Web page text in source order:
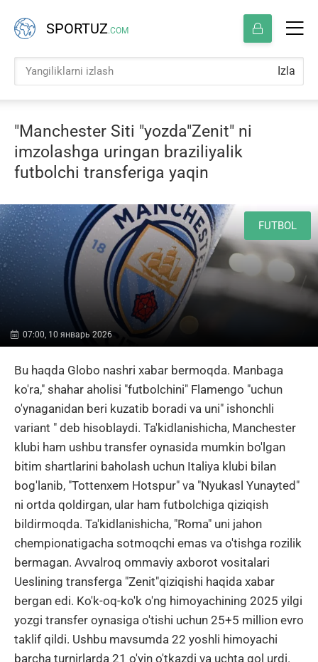
SPORTUZ.COM
Izla
"Manchester Siti "yozda"Zenit" ni
imzolashga uringan braziliyalik
futbolchi transferiga yaqin
FUTBOL
07:00, 10 январь 2026
Bu haqda Globo nashri xabar bermoqda. Manbaga
ko'ra," shahar aholisi "futbolchini" Flamengo "uchun
o'ynaganidan beri kuzatib boradi va uni" ishonchli
variant " deb hisoblaydi. Ta'kidlanishicha, Manchester
klubi ham ushbu transfer oynasida mumkin bo'lgan
bitim shartlarini baholash uchun Italiya klubi bilan
bog'lanib, "Tottenxem Hotspur" va "Nyukasl Yunayted"
ni ortda qoldirgan, ular ham futbolchiga qiziqish
bildirmoqda. Ta'kidlanishicha, "Roma" uni jahon
chempionatigacha sotmoqchi emas va o'tishga rozilik
bermagan. Avvalroq ommaviy axborot vositalari
Ueslining transferga "Zenit"qiziqishi haqida xabar
bergan edi. Ko'k-oq-ko'k o'ng himoyachining 2025 yilgi
yozgi transfer oynasiga o'tishi uchun 25+5 million evro
taklif qildi. Ushbu mavsumda 22 yoshli himoyachi
barcha turnirlarda 21 o'yin o'tkazdi va uchta gol urdi.